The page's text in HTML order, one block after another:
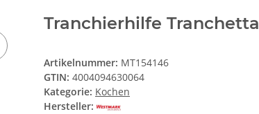
Tranchierhilfe Tranchetta
Artikelnummer: MT154146
GTIN: 4004094630064
Kategorie: Kochen
Hersteller: